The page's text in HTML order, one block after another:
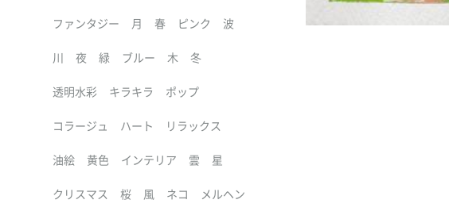
ファンタジー 月 春 ピンク 波
川 夜 緑 ブルー 木 冬
透明水彩 キラキラ ポップ
コラージュ ハート リラックス
油絵 黄色 インテリア 雲 星
クリスマス 桜 風 ネコ メルヘン